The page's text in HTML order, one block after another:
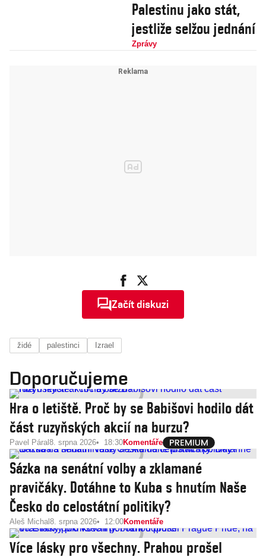
Palestinu jako stát,
jestliže selžou jednání
Zprávy
Začít diskuzi
židé palestinci Izrael
Doporučujeme
Hra o letiště. Proč by se Babišovi hodilo dát
část ruzyňských akcií na burzu?
Pavel Páral 8. srpna 2026 18:30Komentáře
Sázka na senátní volby a zklamané
pravičáky. Dotáhne to Kuba s hnutím Naše
Česko do celostátní politiky?
Aleš Michal 8. srpna 2026 12:00Komentáře
Více lásky pro všechny. Prahou prošel